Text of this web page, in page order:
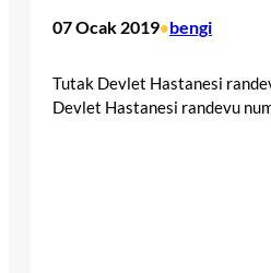
07 Ocak 2019•bengi
Tutak Devlet Hastanesi
Devlet Hastanesi randevu